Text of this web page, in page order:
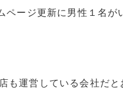
ージ更新に男性１名が
運営している会社だと